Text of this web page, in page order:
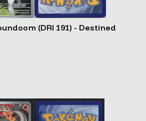
(DRI 191) - Destined